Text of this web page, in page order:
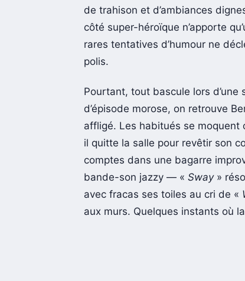
de trahison et d’ambiances
côté super-héroïque n’apporte
rares tentatives d’humour ne
polis.
Pourtant, tout bascule lors
d’épisode morose, on retrouve
affligé. Les habitués se
il quitte la salle pour revêtir son
comptes dans une bagarre
bande-son jazzy — « Sway»
avec fracas ses toiles au cri de «
aux murs. Quelques instants où